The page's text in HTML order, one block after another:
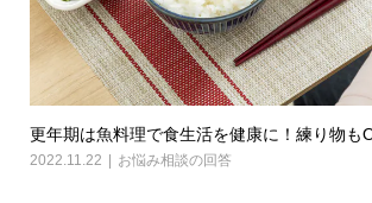
更年期は魚料理で食生活を健康に！練り物も
2022.11.22 お悩み相談の回答